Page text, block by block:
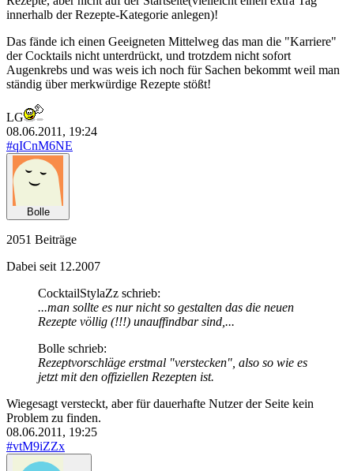
innerhalb der Rezepte-Kategorie anlegen)!
Das fände ich einen Geeigneten Mittelweg das man die "Karriere"
der Cocktails nicht unterdrückt, und trotzdem nicht sofort
Augenkrebs und was weis ich noch für Sachen bekommt weil man
ständig über merkwürdige Rezepte stößt!
LG
08.06.2011, 19:24
#qICnM6NE
Bolle
2051 Beiträge
Dabei seit 12.2007
CocktailStylaZz schrieb:
...man sollte es nur nicht so gestalten das die neuen
Rezepte völlig (!!!) unauffindbar sind,...
Bolle schrieb:
Rezeptvorschläge erstmal "verstecken", also so wie es
jetzt mit den offiziellen Rezepten ist.
Wiegesagt versteckt, aber für dauerhafte Nutzer der Seite kein
Problem zu finden.
08.06.2011, 19:25
#vtM9iZZx